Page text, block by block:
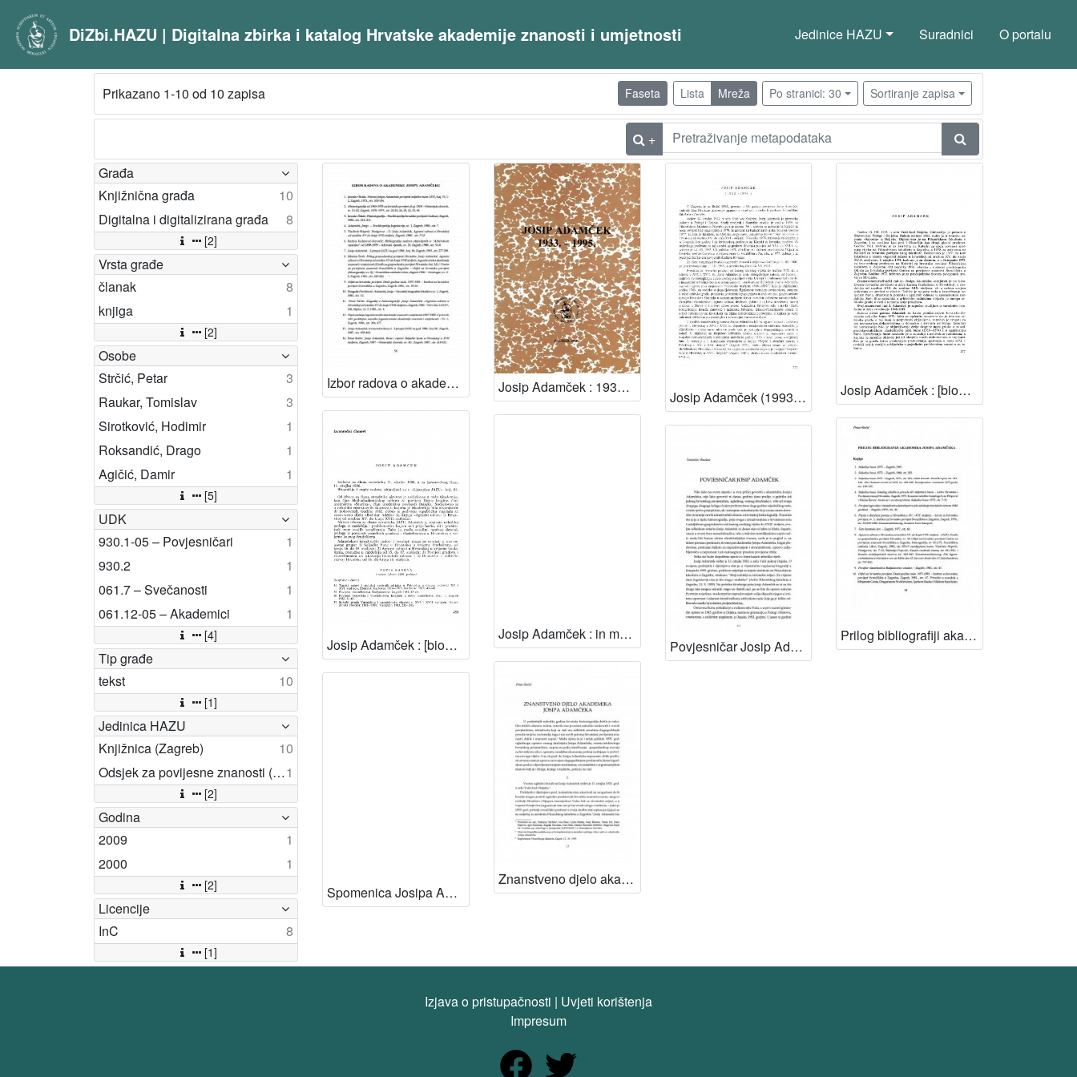
DiZbi.HAZU | Digitalna zbirka i katalog Hrvatske akademije znanosti i umjetnosti Jedinice HAZU Suradnici O portalu
Prikazano 1-10 od 10 zapisa Faseta Lista Mreža Po stranici: 30 Sortiranje zapisa
+
Građa
Knjižnična građa
10
Digitalna i digitalizirana građa
8
[2]
Vrsta građe
članak
8
knjiga
1
[2]
Osobe
Strčić, Petar
3
Raukar, Tomislav
3
Sirotković, Hodimir
1
Roksandić, Drago
1
Agičić, Damir
1
[5]
UDK
930.1-05 – Povjesničari
1
930.2
1
061.7 – Svečanosti
1
061.12-05 – Akademici
1
[4]
Tip građe
tekst
10
[1]
Jedinica HAZU
Knjižnica (Zagreb)
10
Odsjek za povijesne znanosti (Zagreb 1948)1
[2]
Godina
2009
1
2000
1
[2]
Licencije
InC
8
[1]
Izbor radova o akademiku Josipu Adamčeku Josip Adamček : 1933.-1995. / uredio Tomislav Raukar
Josip Adamček (1993.-1995.) / Tomislav Raukar Josip Adamček : [biografije novih članova Akademije]
Josip Adamček : [biografije novih članova Akademije]
Josip Adamček : in memoriam / Hodimir Sirotković
Povjesničar Josip Adamček
Prilog bibliografiji akademika Josipa Adamčeka
Spomenica Josipa Adamčeka / uredili Drago Roksandić ; Damir Agičić
Znanstveno djelo akademika Josipa Adamčeka
Izjava o pristupačnosti | Uvjeti korištenja
Impresum